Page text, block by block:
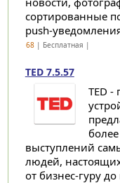
сортированные
push-
68| Бесплатная |
TED 7.5.57
TED
выступлений
людей,
от бизнес-гуру